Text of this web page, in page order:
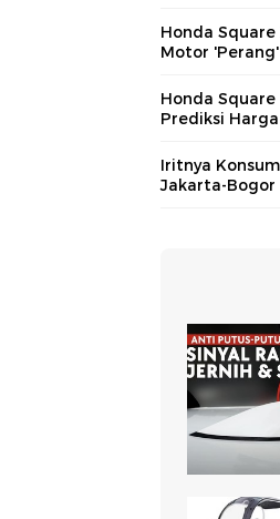
Honda
Motor 'Perang'
Honda
Prediksi
Iritnya
Jakarta-Bogor